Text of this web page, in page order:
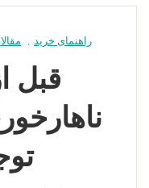
راهنمای خرید ,
قبل